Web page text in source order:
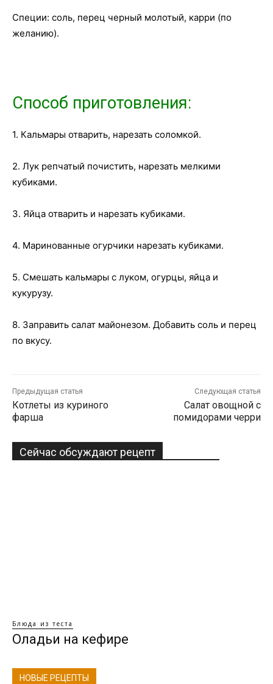
Специи: соль, перец черный молотый, карри (по
желанию).
Способ приготовления:
1. Кальмары отварить, нарезать соломкой.
2. Лук репчатый почистить, нарезать мелкими
кубиками.
3. Яйца отварить и нарезать кубиками.
4. Маринованные огурчики нарезать кубиками.
5. Смешать кальмары с луком, огурцы, яйца и
кукурузу.
8. Заправить салат майонезом. Добавить соль и перец
по вкусу.
Предыдущая статья
Котлеты из куриного
фарша
Следующая статья
Салат овощной с
помидорами черри
Сейчас обсуждают рецепт
Блюда из теста
Оладьи на кефире
НОВЫЕ РЕЦЕПТЫ